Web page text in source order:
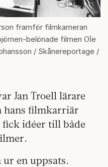
framför filmkameran
belönade filmen Ole
/ Skånereportage /
Jan Troell lärare
hans filmkarriär
idéer till både
en uppsats.